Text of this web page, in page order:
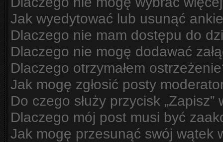
Jak wyedytować lub usunąć
Dlaczego nie mam dostępu do
Dlaczego nie mogę dodawać
Dlaczego otrzymałem
Jak mogę zgłosić posty
Do czego służy przycisk
Dlaczego mój post musi być
Jak mogę przesunąć swój wątek